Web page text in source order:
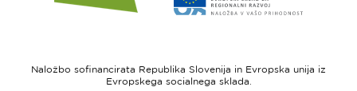
spletne
Slovenia
spletne
-
Naložbo sofinancirata Republika Slovenija in Evropska unija iz
Evropskega socialnega sklada.